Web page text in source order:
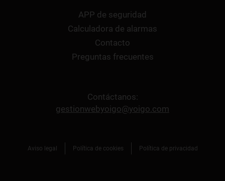
APP de seguridad
Calculadora de alarmas
Contacto
Preguntas frecuentes
Contáctanos:
gestionwebyoigo@yoigo.com
Aviso legal Política de cookies Política de privacidad